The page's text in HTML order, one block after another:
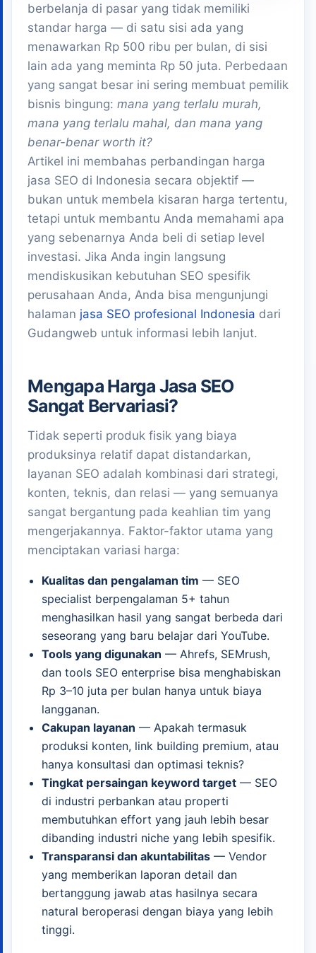
berbelanja di pasar yang tidak memiliki
standar harga — di satu sisi ada yang
menawarkan Rp 500 ribu per bulan, di sisi
lain ada yang meminta Rp 50 juta. Perbedaan
yang sangat besar ini sering membuat pemilik
bisnis bingung: mana yang terlalu murah,
mana yang terlalu mahal, dan mana yang
benar-benar worth it?
Artikel ini membahas perbandingan harga
jasa SEO di Indonesia secara objektif —
bukan untuk membela kisaran harga tertentu,
tetapi untuk membantu Anda memahami apa
yang sebenarnya Anda beli di setiap level
investasi. Jika Anda ingin langsung
mendiskusikan kebutuhan SEO spesifik
perusahaan Anda, Anda bisa mengunjungi
halaman jasa SEO profesional Indonesia dari
Gudangweb untuk informasi lebih lanjut.
Mengapa Harga Jasa SEO
Sangat Bervariasi?
Tidak seperti produk fisik yang biaya
produksinya relatif dapat distandarkan,
layanan SEO adalah kombinasi dari strategi,
konten, teknis, dan relasi — yang semuanya
sangat bergantung pada keahlian tim yang
mengerjakannya. Faktor-faktor utama yang
menciptakan variasi harga:
Kualitas dan pengalaman tim — SEO
specialist berpengalaman 5+ tahun
menghasilkan hasil yang sangat berbeda dari
seseorang yang baru belajar dari YouTube.
Tools yang digunakan — Ahrefs, SEMrush,
dan tools SEO enterprise bisa menghabiskan
Rp 3–10 juta per bulan hanya untuk biaya
langganan.
Cakupan layanan — Apakah termasuk
produksi konten, link building premium, atau
hanya konsultasi dan optimasi teknis?
Tingkat persaingan keyword target — SEO
di industri perbankan atau properti
membutuhkan effort yang jauh lebih besar
dibanding industri niche yang lebih spesifik.
Transparansi dan akuntabilitas — Vendor
yang memberikan laporan detail dan
bertanggung jawab atas hasilnya secara
natural beroperasi dengan biaya yang lebih
tinggi.